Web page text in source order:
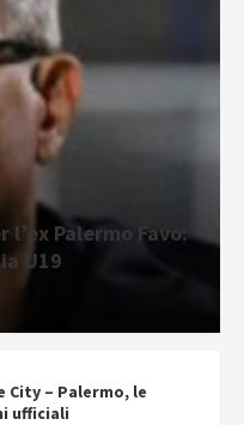
Palermo Favo:
U19
City – Palermo, le
ufficiali